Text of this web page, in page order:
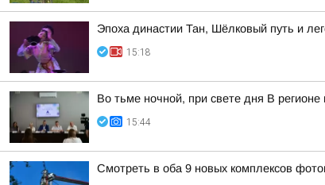
Эпоха династии Тан, Шёлковый путь и
15:18
Во тьме ночной, при свете дня В
15:44
Смотреть в оба 9 новых комплексов